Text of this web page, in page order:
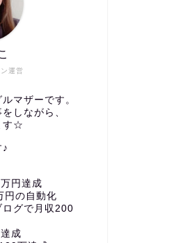
運営
マザーです。
しながら、
す☆
円達成
円の自動化
グで月収200
成